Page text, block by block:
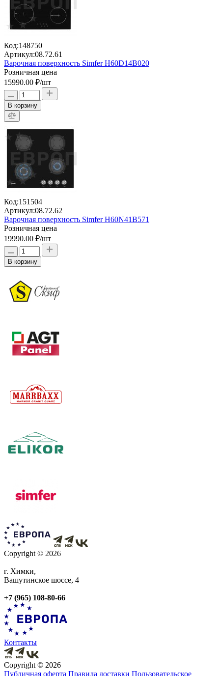
Код:148750
Артикул:08.72.61
Варочная поверхность Simfer H60D14B020
Розничная цена
15990.00 ₽/шт
В корзину
Код:151504
Артикул:08.72.62
Варочная поверхность Simfer H60N41B571
Розничная цена
19990.00 ₽/шт
В корзину
Copyright © 2026
г. Химки,
Вашутинское шоссе, 4
+7 (965) 108-80-66
Контакты
Copyright © 2026
Публичная оферта Правила доставки Пользовательское